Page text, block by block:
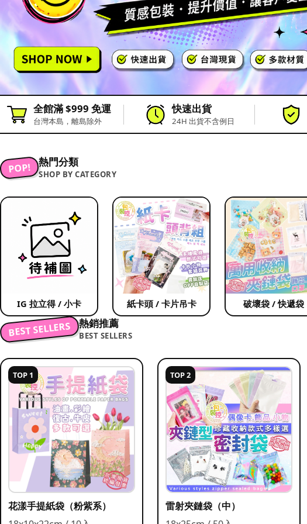
全館滿 $999 免運
台灣本島，離島除外
快速出貨
24H 出貨不含例日
POP! 熱門分類
SHOP BY CATEGORY
IG 拉立得 / 小卡 紙卡頭 / 卡片吊卡 破壞袋 / 快遞袋
BEST SELLERS 熱銷推薦
BEST SELLERS
TOP 1
花漾手提紙袋（粉紫系）
TOP 2
雷射夾鏈袋（中）